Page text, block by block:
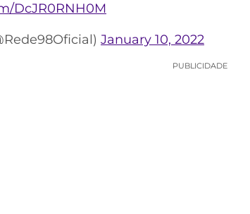
DcJR0RNH0M
January 10, 2022
PUBLICIDADE